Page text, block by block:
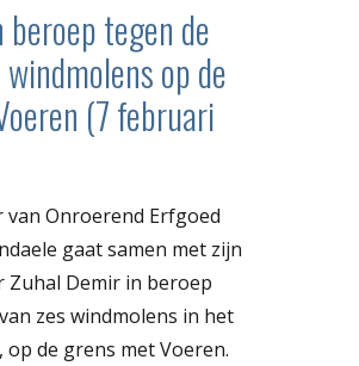
tegen de
op de
(7 februari
van Onroerend Erfgoed
gaat samen met zijn
Zuhal Demir in beroep
zes windmolens in het
op de grens met Voeren.